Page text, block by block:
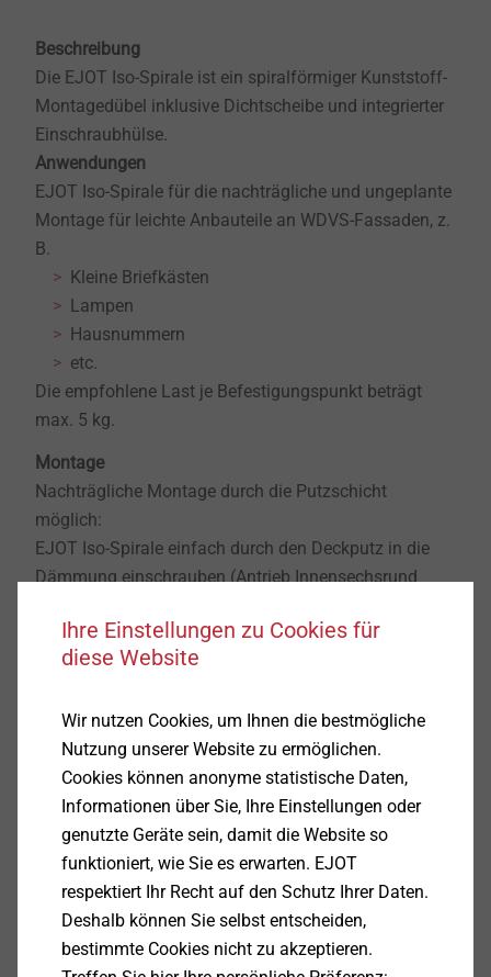
Beschreibung
Die EJOT Iso-Spirale ist ein spiralförmiger Kunststoff-
Montagedübel inklusive Dichtscheibe und integrierter
Einschraubhülse.
Anwendungen
EJOT Iso-Spirale für die nachträgliche und ungeplante
Montage für leichte Anbauteile an WDVS-Fassaden, z.
B.
Kleine Briefkästen
Lampen
Hausnummern
etc.
Die empfohlene Last je Befestigungspunkt beträgt
max. 5 kg.
Montage
Nachträgliche Montage durch die Putzschicht
möglich:
EJOT Iso-Spirale einfach durch den Deckputz in die
Dämmung einschrauben (Antrieb Innensechsrund
Ø 4-5 mm eindrehen und Anbauteil mit einem
handelsüblichen Montagewerkzeug befestigen.
Wärmebrückenfrei
Einfache und sichere Montage
Kein Vorbohren erforderlich
Downloads
Deutsch
Englisch
Ihre Einstellungen zu Cookies für
diese Website
Wir nutzen Cookies, um Ihnen die bestmögliche
Nutzung unserer Website zu ermöglichen.
Cookies können anonyme statistische Daten,
Informationen über Sie, Ihre Einstellungen oder
genutzte Geräte sein, damit die Website so
funktioniert, wie Sie es erwarten. EJOT
respektiert Ihr Recht auf den Schutz Ihrer Daten.
Deshalb können Sie selbst entscheiden,
bestimmte Cookies nicht zu akzeptieren.